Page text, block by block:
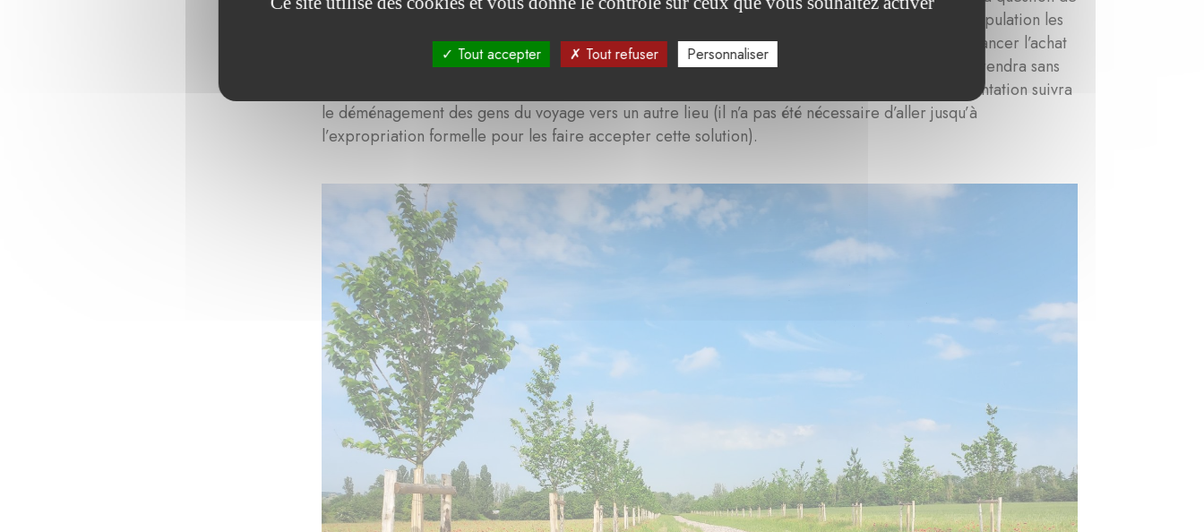
l’intervention d’un mécène pour soulager les finances de VGP et mieux faire accepter par la population les
projets non directement rentables. Sur proposition de Julien Lacaze, nous avons accepté de financer l’achat
de 87 ormes plantés début 2024 et qui parachèvent l’alignement nord. La fondation La Marck prendra sans
doute aussi en charge le restant prévu en 2025, soit 180 arbres de l’alignement sud, dont la plantation suivra
le déménagement des gens du voyage vers un autre lieu (il n’a pas été nécessaire d’aller jusqu’à
l’expropriation formelle pour les faire accepter cette solution).
Tout accepter Tout refuser Personnaliser